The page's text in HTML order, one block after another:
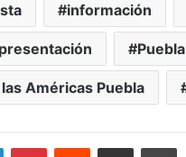
información
Puebla
Américas Puebla
LinkedInPinterestReddit Share via Email